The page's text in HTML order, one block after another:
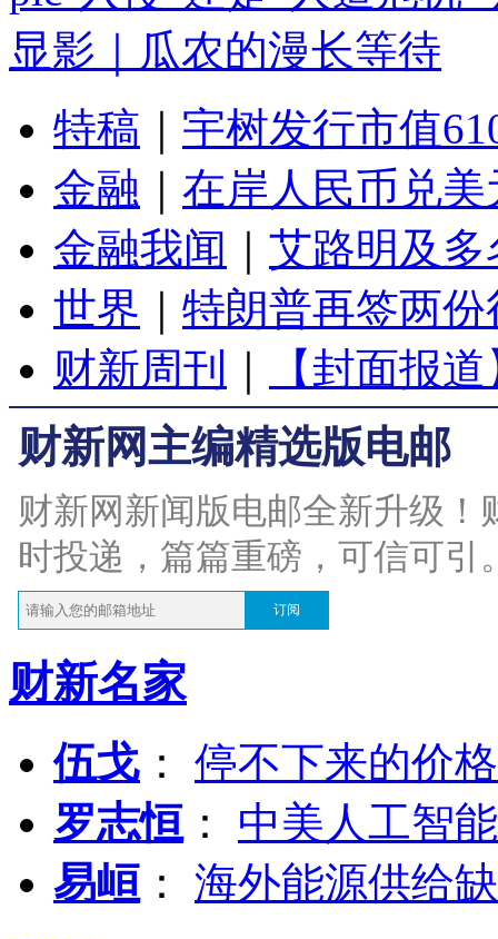
显影｜瓜农的漫长等待
特稿
宇树发行市值
金融
在岸人民币兑
金融我闻
艾路明及
世界
特朗普再签两
财新周刊
【封面报
财新网主编精选版电邮
财新网新闻版电邮全新升级
时投递，篇篇重磅，可信可引
订阅
财新名家
伍戈 ： 停不下来的价
罗志恒 ： 中美人工智
易峘 ： 海外能源供给